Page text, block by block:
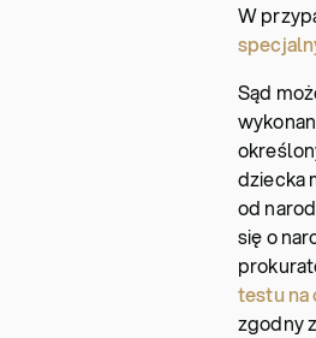
W
Sąd
dziecka
od
się o
testu na
zgodny